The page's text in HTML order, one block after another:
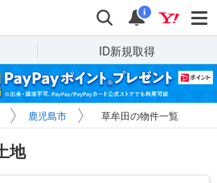
検索 通知
i
ID新規取得
鹿児島市 草牟田の物件一覧
地